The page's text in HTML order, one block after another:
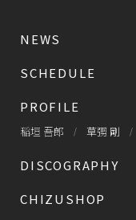
NEWS
SCHEDULE
PROFILE
稲垣 吾郎 草彅 剛
DISCOGRAPHY
CHIZUSHOP